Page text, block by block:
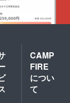
脂質
22.9g /
炭水化
1.1g / 食
塩相当
量
0.89g
*この
は、目
賞味期
9ヵ月 ■
原材
料・成
分 麦
芽、
ホップ
CAMP
FIRE
につい
て